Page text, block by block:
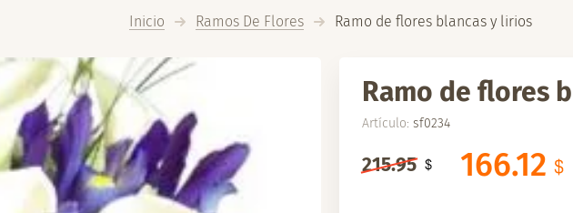
Inicio Ramos De Flores
  Ramo de flores blancas y lirios
Ramo de flores
Artículo: sf0234
215.95 166.12